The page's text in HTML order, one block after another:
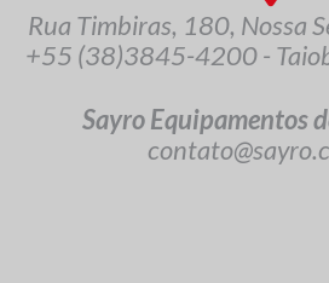
Rua Timbiras, 180, Nossa
+55 (38)3845-4200 -
Sayro Equipamentos